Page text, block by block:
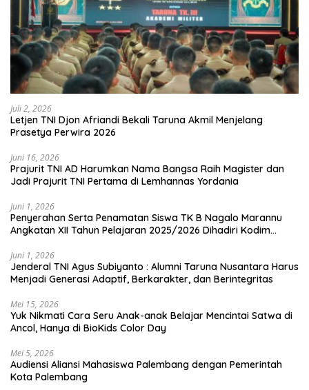
Juli 2, 2026
Letjen TNI Djon Afriandi Bekali Taruna Akmil Menjelang
Prasetya Perwira 2026
Juni 16, 2026
Prajurit TNI AD Harumkan Nama Bangsa Raih Magister dan
Jadi Prajurit TNI Pertama di Lemhannas Yordania
Juni 1, 2026
Penyerahan Serta Penamatan Siswa TK B Nagalo Marannu
Angkatan XII Tahun Pelajaran 2025/2026 Dihadiri Kodim
Juni 1, 2026
Jenderal TNI Agus Subiyanto : Alumni Taruna Nusantara Harus
Menjadi Generasi Adaptif, Berkarakter, dan Berintegritas
Mei 15, 2026
Yuk Nikmati Cara Seru Anak-anak Belajar Mencintai Satwa di
Ancol, Hanya di BioKids Color Day
Mei 5, 2026
Audiensi Aliansi Mahasiswa Palembang dengan Pemerintah
Kota Palembang